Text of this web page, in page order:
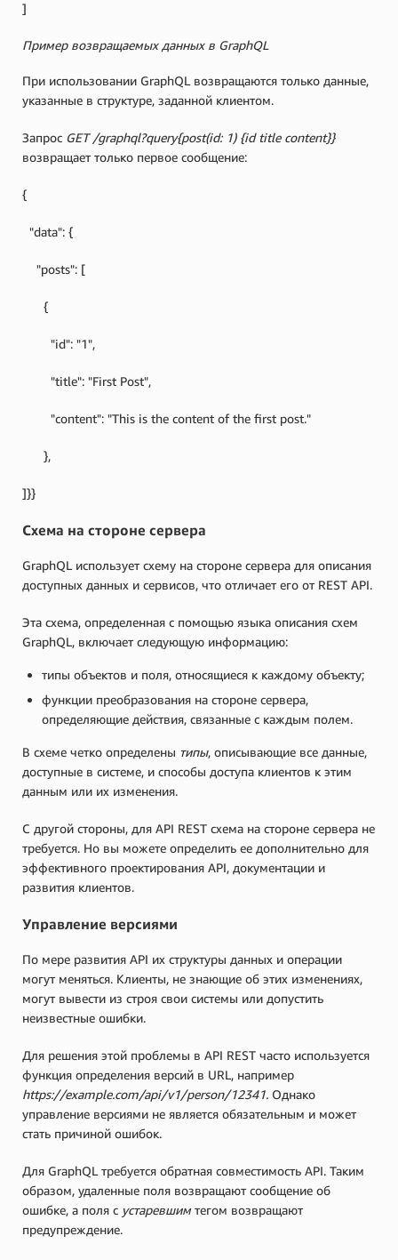
]
Пример возвращаемых данных в GraphQL
При использовании GraphQL возвращаются только данные,
указанные в структуре, заданной клиентом.
Запрос GET /graphql?query{post(id: 1) {id title content}}
возвращает только первое сообщение:
{
"data": {
"posts": [
{
"id": "1",
"title": "First Post",
"content": "This is the content of the first post."
},
]}}
Схема на стороне сервера
GraphQL использует схему на стороне сервера для описания
доступных данных и сервисов, что отличает его от REST API.
Эта схема, определенная с помощью языка описания схем
GraphQL, включает следующую информацию:
типы объектов и поля, относящиеся к каждому объекту;
функции преобразования на стороне сервера,
определяющие действия, связанные с каждым полем.
В схеме четко определены типы, описывающие все данные,
доступные в системе, и способы доступа клиентов к этим
данным или их изменения.
С другой стороны, для API REST схема на стороне сервера не
требуется. Но вы можете определить ее дополнительно для
эффективного проектирования API, документации и
развития клиентов.
Управление версиями
По мере развития API их структуры данных и операции
могут меняться. Клиенты, не знающие об этих изменениях,
могут вывести из строя свои системы или допустить
неизвестные ошибки.
Для решения этой проблемы в API REST часто используется
функция определения версий в URL, например
https://example.com/api/v1/person/12341. Однако
управление версиями не является обязательным и может
стать причиной ошибок.
Для GraphQL требуется обратная совместимость API. Таким
образом, удаленные поля возвращают сообщение об
ошибке, а поля с устаревшимтегом возвращают
предупреждение.